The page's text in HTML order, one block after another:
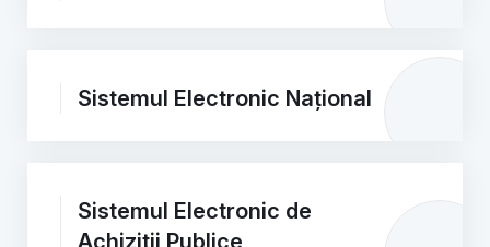
Sistemul Electronic Național
Sistemul Electronic de
Achiziții Publice